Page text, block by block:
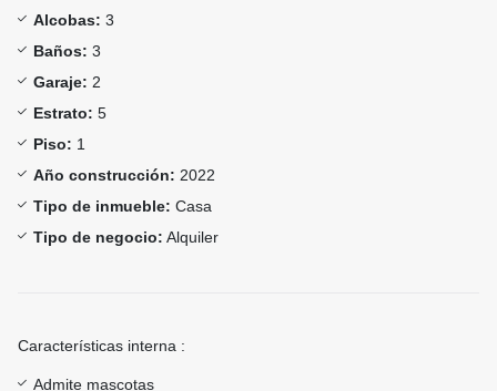
Alcobas: 3
Baños: 3
Garaje: 2
Estrato: 5
Piso: 1
Año construcción: 2022
Tipo de inmueble: Casa
Tipo de negocio: Alquiler
Características interna :
Admite mascotas